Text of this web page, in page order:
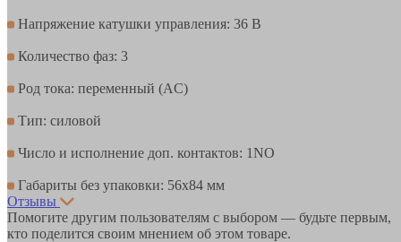
Напряжение катушки управления: 36 В
Количество фаз: 3
Род тока: переменный (AC)
Тип: силовой
Число и исполнение доп. контактов: 1NO
Габариты без упаковки: 56х84 мм
Отзывы
Помогите другим пользователям с выбором — будьте первым,
кто поделится своим мнением об этом товаре.